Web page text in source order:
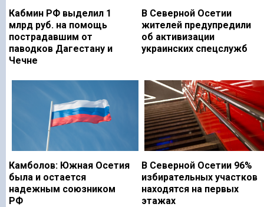
Кабмин РФ выделил 1
млрд руб. на помощь
пострадавшим от
паводков Дагестану и
Чечне
В Северной Осетии
жителей предупредили
об активизации
украинских спецслужб
Камболов: Южная Осетия
была и остается
надежным союзником
РФ
В Северной Осетии 96%
избирательных участков
находятся на первых
этажах